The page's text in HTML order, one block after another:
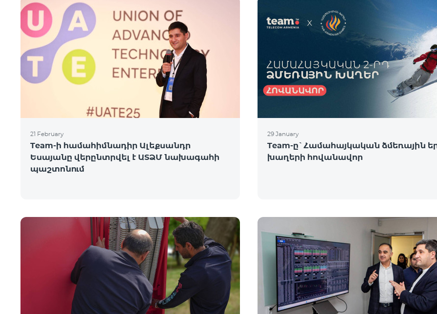
21 February
Team-ի համահիմնադիր Ալեքսանդր
Եսայանը վերընտրվել է ԱՏՁՄ նախագահի
պաշտոնում
29 January
Team-ը`Համահայկական ձմեռային
խաղերի հովանավոր